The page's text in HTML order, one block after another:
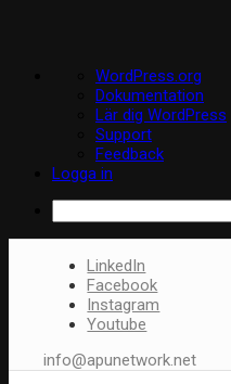
WordPress
WordPress.org
Dokumentation
Lär dig WordPress
Support
Feedback
Logga in
LinkedIn
Facebook
Instagram
Youtube
info@apunetwork.net